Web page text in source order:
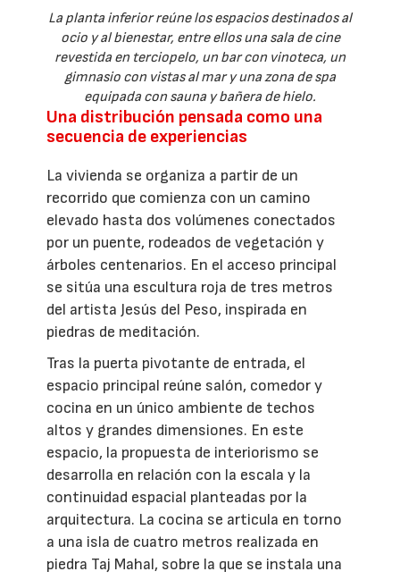
La planta inferior reúne los espacios destinados al
ocio y al bienestar, entre ellos una sala de cine
revestida en terciopelo, un bar con vinoteca, un
gimnasio con vistas al mar y una zona de spa
equipada con sauna y bañera de hielo.
Una distribución pensada como una
secuencia de experiencias
La vivienda se organiza a partir de un
recorrido que comienza con un camino
elevado hasta dos volúmenes conectados
por un puente, rodeados de vegetación y
árboles centenarios. En el acceso principal
se sitúa una escultura roja de tres metros
del artista Jesús del Peso, inspirada en
piedras de meditación.
Tras la puerta pivotante de entrada, el
espacio principal reúne salón, comedor y
cocina en un único ambiente de techos
altos y grandes dimensiones. En este
espacio, la propuesta de interiorismo se
desarrolla en relación con la escala y la
continuidad espacial planteadas por la
arquitectura. La cocina se articula en torno
a una isla de cuatro metros realizada en
piedra Taj Mahal, sobre la que se instala una